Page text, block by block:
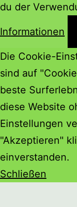
du der
Informationen
Die Cookie-
sind auf
beste
diese Website
Einstellungen
"Akzeptieren"
einverstanden.
Schließen